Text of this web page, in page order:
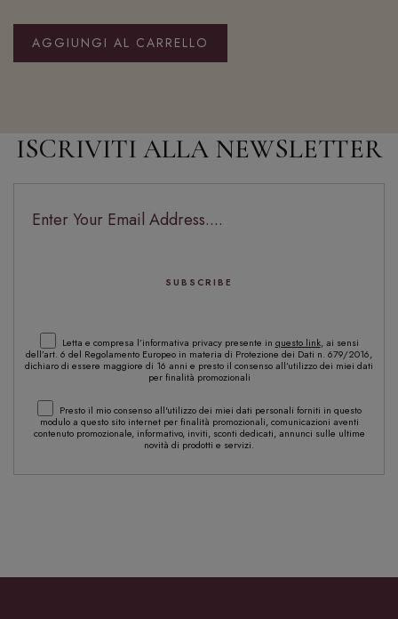
AGGIUNGI AL CARRELLO
ISCRIVITI ALLA NEWSLETTER
Letta e compresa l’informativa privacy presente in questo link, ai sensi
dell’art. 6 del Regolamento Europeo in materia di Protezione dei Dati n. 679/2016,
dichiaro di essere maggiore di 16 anni e presto il consenso all’utilizzo dei miei dati
per finalità promozionali
Presto il mio consenso all'utilizzo dei miei dati personali forniti in questo
modulo a questo sito internet per finalità promozionali, comunicazioni aventi
contenuto promozionale, informativo, inviti, sconti dedicati, annunci sulle ultime
novità di prodotti e servizi.